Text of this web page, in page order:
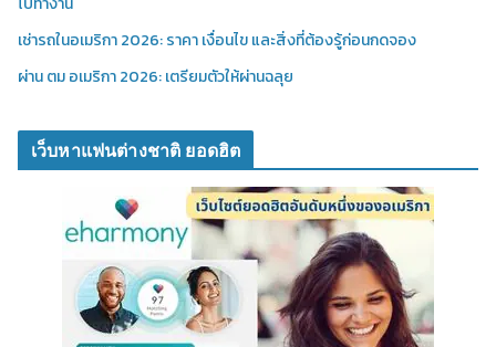
เช่ารถในอเมริกา 2026: ราคา เงื่อนไข และสิ่งที่ต้องรู้ก่อนกดจอง
ผ่าน ตม อเมริกา 2026: เตรียมตัวให้ผ่านฉลุย
เว็บหาแฟนต่างชาติ ยอดฮิต